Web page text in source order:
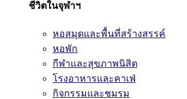
ชีวิตในจุฬาฯ
หอสมุดและพื้นที่สร้างสรรค์
หอพัก
กีฬาและสุขภาพนิสิต
โรงอาหารและคาเฟ่
กิจกรรมและชมรม